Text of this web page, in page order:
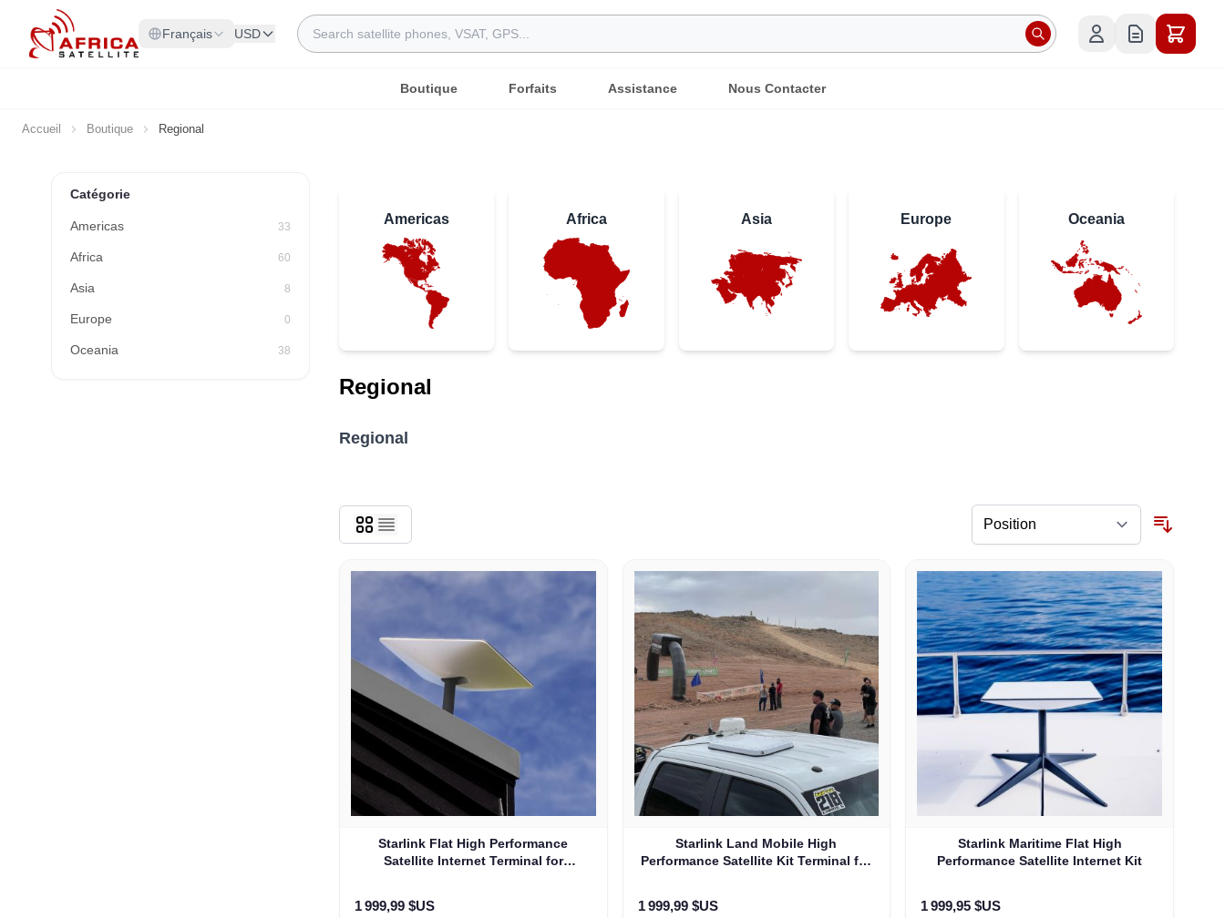
Allez au contenu
Français USD
Rechercher
Boutique Forfaits Assistance Nous Contacter
Accueil Boutique Regional
Catégorie
Americas 33
Africa 60
Asia 8
Europe 0
Oceania 38
Americas Africa Asia Europe Oceania
Regional
Regional
Starlink Flat High Performance
Satellite Internet Terminal for
1 999,99 $US
Starlink Land Mobile High
Performance Satellite Kit Terminal for
1 999,99 $US
Starlink Maritime Flat High
Performance Satellite Internet Kit
1 999,95 $US